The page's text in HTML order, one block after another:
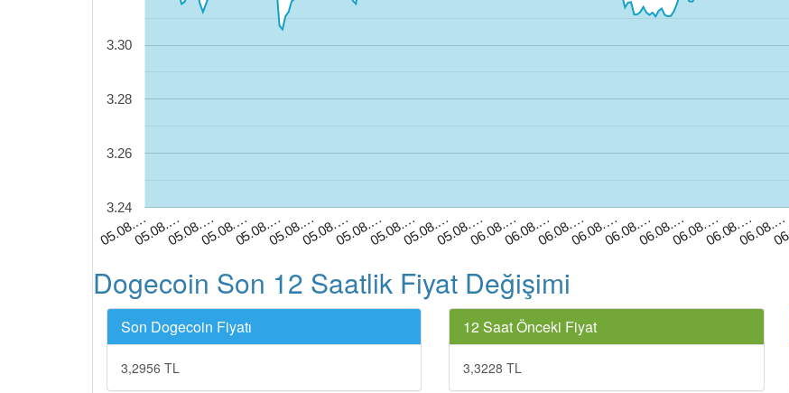
05.08.…05.08.…05.08.…05.08.…05.08.…05.08.…05.08.…05.08.…05.08.…05.08.…05.08.…06.08.…06.08.…06.08.…06.08.…06.08.…06.08.…06.08.…06.08.…06.08.…
3.24
3.26
3.28
3.30
Dogecoin Son 12 Saatlik Fiyat Değişimi
Son Dogecoin Fiyatı
3,2956 TL
12 Saat Önceki Fiyat
3,3228 TL